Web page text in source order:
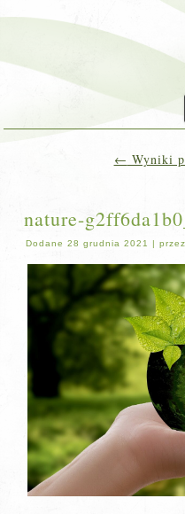
← Wyniki
nature-
Dodane 28 grudnia 2021 |przez